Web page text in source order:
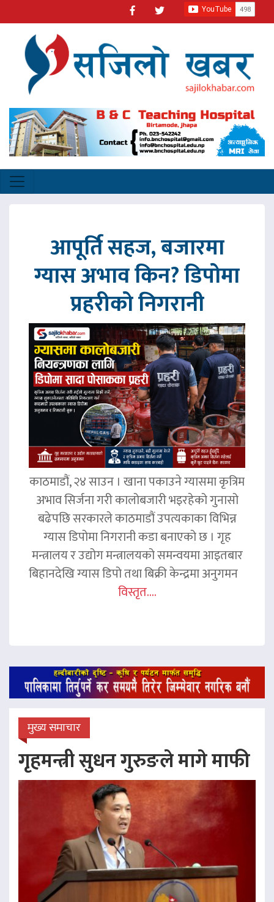
आपूर्ति सहज, बजारमा
ग्यास अभाव किन? डिपोमा
प्रहरीको निगरानी
काठमाडौं, २४ साउन । खाना पकाउने ग्यासमा कृत्रिम
अभाव सिर्जना गरी कालोबजारी भइरहेको गुनासो
बढेपछि सरकारले काठमाडौं उपत्यकाका विभिन्न
ग्यास डिपोमा निगरानी कडा बनाएको छ । गृह
मन्त्रालय र उद्योग मन्त्रालयको समन्वयमा आइतबार
बिहानदेखि ग्यास डिपो तथा बिक्री केन्द्रमा अनुगमन
विस्तृत....
मुख्य समाचार
गृहमन्त्री सुधन गुरुङले मागे माफी